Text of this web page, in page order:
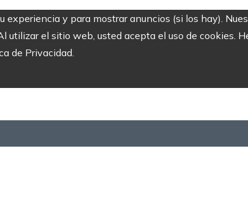
y para mostrar anuncios (si los hay).
utilizar el sitio web, usted acepta el uso de cookies.
de Privacidad.